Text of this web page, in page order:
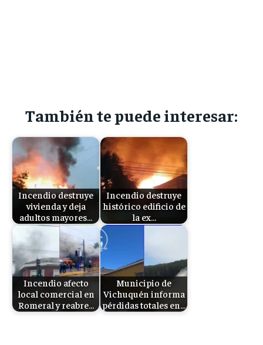
También te puede interesar:
Incendio destruye
vivienda y deja
adultos mayores…
Incendio destruye
histórico edificio de
la ex…
Incendio afecto
local comercial en
Romeral y reabre…
Municipio de
Vichuquén informa
pérdidas totales en…